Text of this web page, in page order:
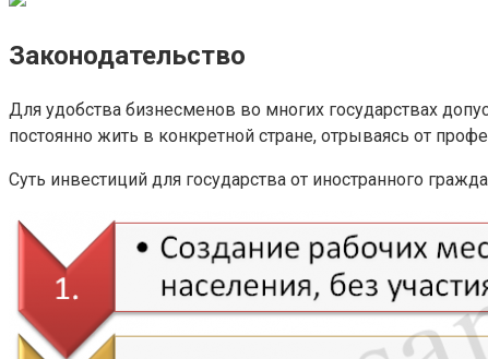
Законодательство
Для удобства бизнесменов во многих государствах
постоянно жить в конкретной стране, отрываясь от
Суть инвестиций для государства от иностранного